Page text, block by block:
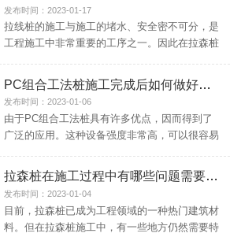
发布时间：2023-01-17
拉线桩的施工与施工的堵水、安全密不可分，是
工程施工中非常重要的工序之一。因此在拉森桩
PC组合工法桩施工完成后如何做好修复和检查
发布时间：2023-01-06
由于PC组合工法桩具有许多优点，因而得到了
广泛的应用。这种设备强度非常高，可以很容易
拉森桩在施工过程中有哪些问题需要注意
发布时间：2023-01-04
目前，拉森桩已成为工程领域的一种热门建筑材
料。但在拉森桩施工中，有一些地方仍然需要特